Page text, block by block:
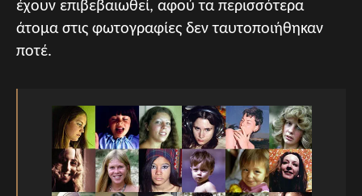
έχουν επιβεβαιωθεί, αφού τα περισσότερα
άτομα στις φωτογραφίες δεν ταυτοποιήθηκαν
ποτέ.